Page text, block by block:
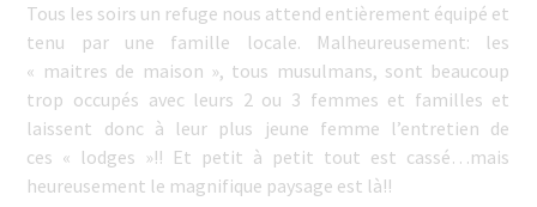
Tous les soirs un refuge nous attend entièrement équipé et
tenu par une famille locale. Malheureusement: les
« maitres de maison », tous musulmans, sont beaucoup
trop occupés avec leurs 2 ou 3 femmes et familles et
laissent donc à leur plus jeune femme l’entretien de
ces « lodges »!! Et petit à petit tout est cassé…mais
heureusement le magnifique paysage est là!!